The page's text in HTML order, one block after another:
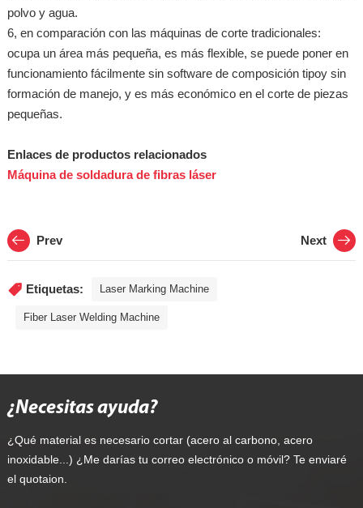
polvo y agua.
6, en comparación con las máquinas de corte tradicionales:
ocupa un área más pequeña, es más flexible, se puede poner en
funcionamiento fácilmente sin software de composición tipoy sin
formación de manejo, y es más económico en el corte de piezas
pequeñas.
Enlaces de productos relacionados
Máquina de soldadura de fibras láser
Prev Next
Etiquetas: Laser Marking Machine
Fiber Laser Welding Machine
¿Necesitas ayuda?
¿Qué material es necesario cortar (acero al carbono, acero
inoxidable...) ¿Me darías tu correo electrónico o móvil? Te enviaré
el quotaion.